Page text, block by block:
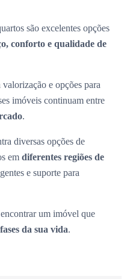
são excelentes opções
conforto e qualidade de
e opções para
imóveis continuam entre
.
diversas opções de
em diferentes regiões de
e suporte para
um imóvel que
da sua vida.